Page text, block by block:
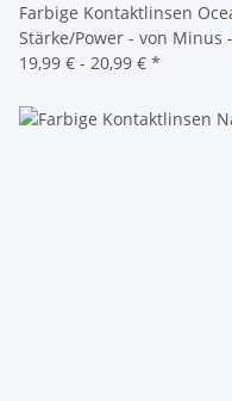
Farbige Kontaktlinsen
Stärke/Power - von Minus
19,99 € - 20,99 € *